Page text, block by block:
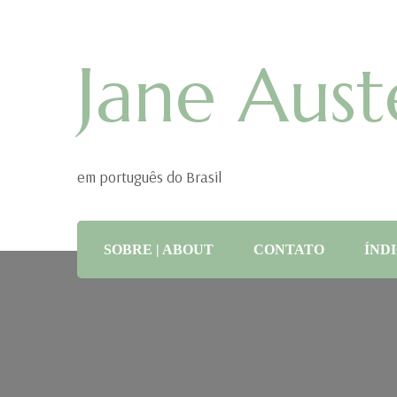
Jane
em português do Brasil
SOBRE | ABOUT CONTATO